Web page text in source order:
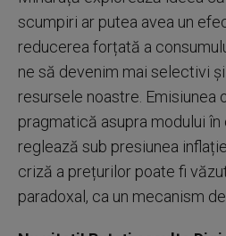
scumpiri ar putea avea un
reducerea forțată a
ne să devenim mai selectivi
resursele noastre. Emisiunea
pragmatică asupra modului
reglează sub presiunea
criză a prețurilor poate fi
paradoxal, ca un mecanism